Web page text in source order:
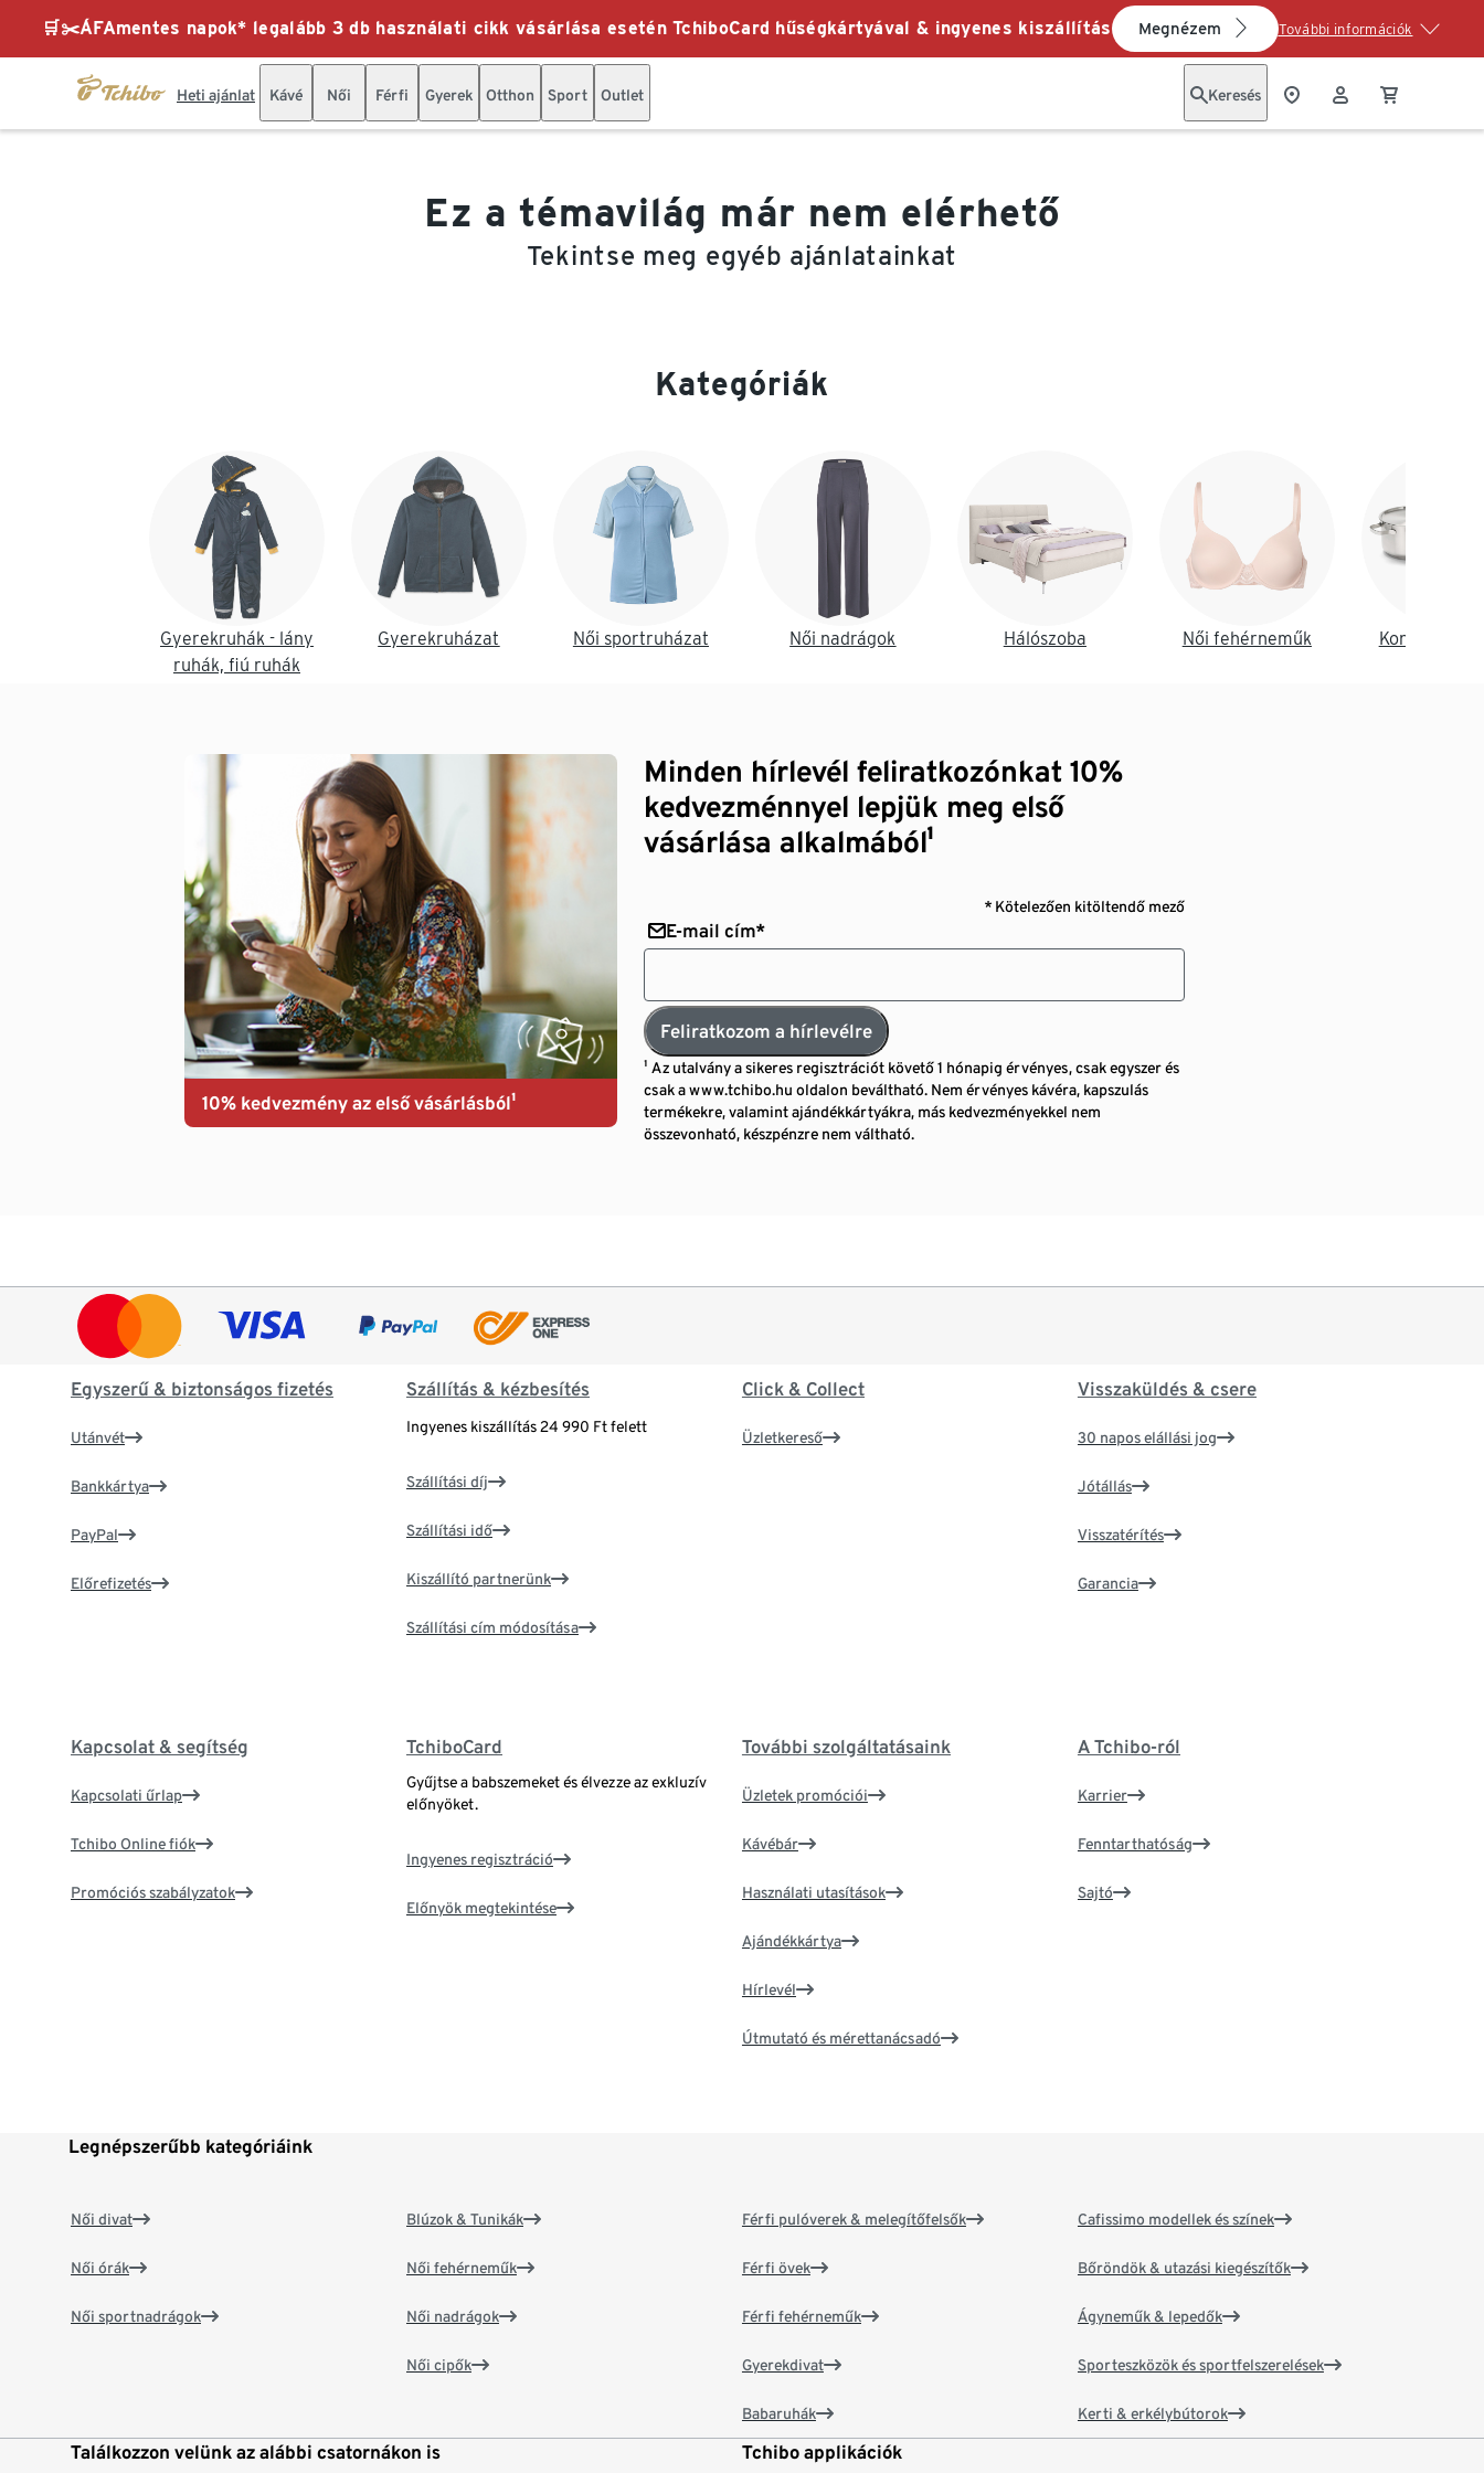
🛒✂️ÁFAmentes napok* legalább 3 db használati cikk vásárlása esetén TchiboCard hűségkártyával & ingyenes kiszállítás Megnézem További információk
Heti ajánlat Kávé Női Férfi Gyerek Otthon Sport Outlet Keresés
Ez a témavilág már nem elérhető
Tekintse meg egyéb ajánlatainkat
Kategóriák
Gyerekruhák - lány
ruhák, fiú ruhák
Gyerekruházat Női sportruházat Női nadrágok Hálószoba Női fehérneműk Konyha és
10% kedvezmény az első vásárlásból¹
Minden hírlevél feliratkozónkat 10%
kedvezménnyel lepjük meg első
vásárlása alkalmából¹
* Kötelezően kitöltendő mező
E-mail cím*
Feliratkozom a hírlevélre
¹ Az utalvány a sikeres regisztrációt követő 1 hónapig érvényes, csak egyszer és
csak a www.tchibo.hu oldalon beváltható. Nem érvényes kávéra, kapszulás
termékekre, valamint ajándékkártyákra, más kedvezményekkel nem
összevonható, készpénzre nem váltható.
Egyszerű & biztonságos fizetés
Utánvét
Bankkártya
PayPal
Előrefizetés
Szállítás & kézbesítés
Ingyenes kiszállítás 24 990 Ft felett
Szállítási díj
Szállítási idő
Kiszállító partnerünk
Szállítási cím módosítása
Click & Collect
Üzletkereső
Visszaküldés & csere
30 napos elállási jog
Jótállás
Visszatérítés
Garancia
Kapcsolat & segítség
Kapcsolati űrlap
Tchibo Online fiók
Promóciós szabályzatok
TchiboCard
Gyűjtse a babszemeket és élvezze az exkluzív
előnyöket.
Ingyenes regisztráció
Előnyök megtekintése
További szolgáltatásaink
Üzletek promóciói
Kávébár
Használati utasítások
Ajándékkártya
Hírlevél
Útmutató és mérettanácsadó
A Tchibo-ról
Karrier
Fenntarthatóság
Sajtó
Legnépszerűbb kategóriáink
Női divat
Női órák
Női sportnadrágok
Blúzok & Tunikák
Női fehérneműk
Női nadrágok
Női cipők
Férfi pulóverek & melegítőfelsők
Férfi övek
Férfi fehérneműk
Gyerekdivat
Babaruhák
Cafissimo modellek és színek
Bőröndök & utazási kiegészítők
Ágyneműk & lepedők
Sporteszközök és sportfelszerelések
Kerti & erkélybútorok
Találkozzon velünk az alábbi csatornákon is Tchibo applikációk